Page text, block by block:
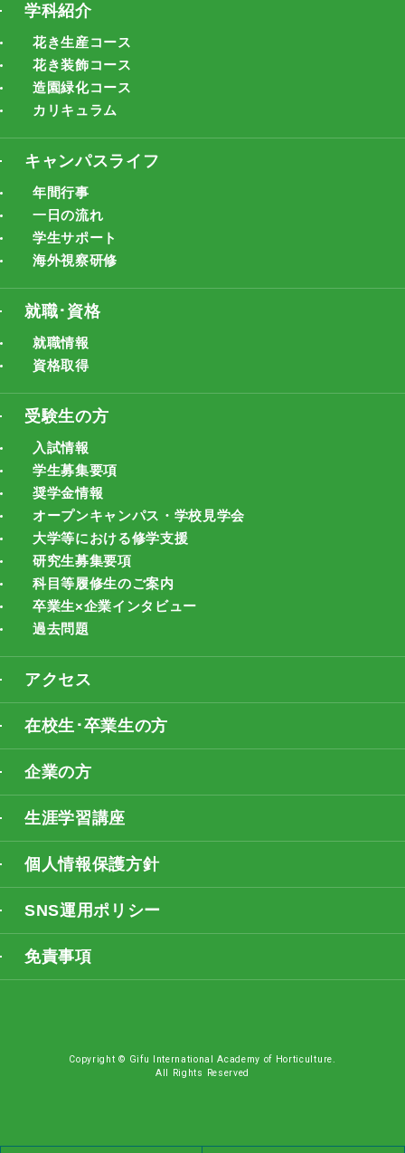
学科紹介
花き生産コース
花き装飾コース
造園緑化コース
カリキュラム
キャンパスライフ
年間行事
一日の流れ
学生サポート
海外視察研修
就職･資格
就職情報
資格取得
受験生の方
入試情報
学生募集要項
奨学金情報
オープンキャンパス・学校見学会
大学等における修学支援
研究生募集要項
科目等履修生のご案内
卒業生×企業インタビュー
過去問題
アクセス
在校生･卒業生の方
企業の方
生涯学習講座
個人情報保護方針
SNS運用ポリシー
免責事項
Copyright © Gifu International Academy of Horticulture.
All Rights Reserved